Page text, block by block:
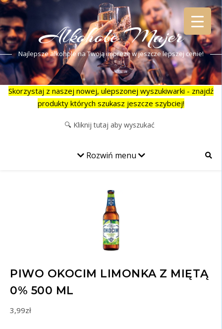
Alkohole Majer
Najlepsze alkohole na Twoją imprezę w jeszcze lepszej cenie!
Skorzystaj z naszej nowej, ulepszonej wyszukiwarki - znajdź
produkty których szukasz jeszcze szybciej!
Rozwiń menu
PIWO OKOCIM LIMONKA Z MIĘTĄ
0% 500 ML
3,99zł